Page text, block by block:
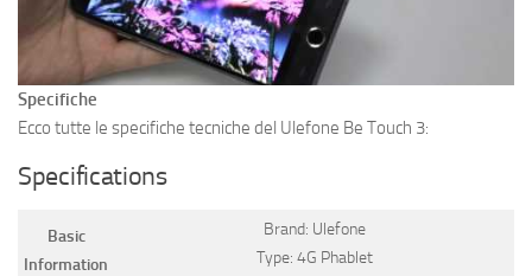
Specifiche
Ecco tutte le specifiche tecniche del Ulefone Be Touch 3:
Specifications
Basic
Information
Brand: Ulefone
Type: 4G Phablet